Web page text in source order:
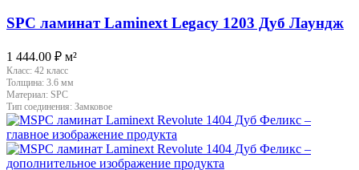
SPC ламинат Laminext Legacy 1203 Дуб Лаундж
1 444.00 ₽ м²
Класс: 42 класс
Толщина: 3.6 мм
Материал: SPC
Тип соединения: Замковое